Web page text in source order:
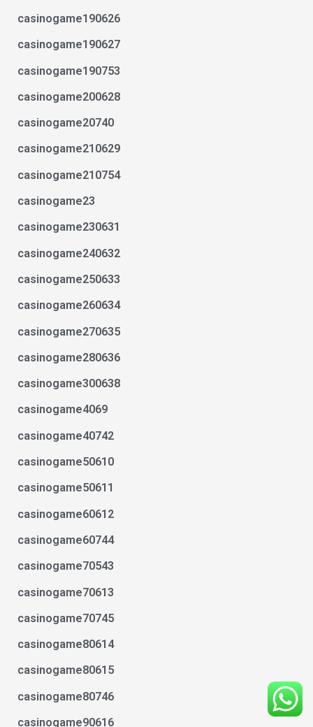
casinogame190626
casinogame190627
casinogame190753
casinogame200628
casinogame20740
casinogame210629
casinogame210754
casinogame23
casinogame230631
casinogame240632
casinogame250633
casinogame260634
casinogame270635
casinogame280636
casinogame300638
casinogame4069
casinogame40742
casinogame50610
casinogame50611
casinogame60612
casinogame60744
casinogame70543
casinogame70613
casinogame70745
casinogame80614
casinogame80615
casinogame80746
casinogame90616